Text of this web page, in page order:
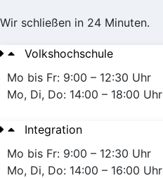
Wir schließen in 24 Minuten.
Volkshochschule
Mo bis Fr: 9:00 – 12:30 Uhr
Mo, Di, Do: 14:00 – 18:00 Uhr
Integration
Mo bis Fr: 9:00 – 12:30 Uhr
Mo, Di, Do: 14:00 – 16:00 Uhr